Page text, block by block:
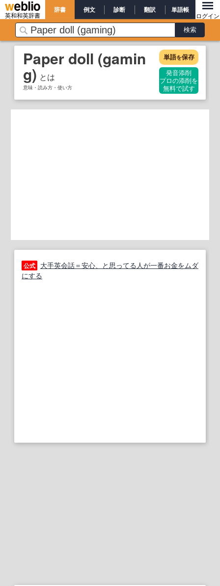
英和和英辞書
辞書 例文 診断 翻訳 単語帳
ログイン
Paper doll (gamin
g) とは
意味・読み方・使い方
単語を保存
発音添削
プロの添削を
無料で試す
公式
大手英会話＝安心、と思ってる人が一番お金をムダ
にする